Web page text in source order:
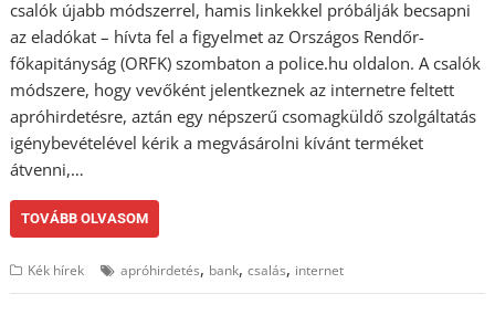
csalók újabb módszerrel, hamis linkekkel próbálják becsapni
az eladókat – hívta fel a figyelmet az Országos Rendőr-
főkapitányság (ORFK) szombaton a police.hu oldalon. A csalók
módszere, hogy vevőként jelentkeznek az internetre feltett
apróhirdetésre, aztán egy népszerű csomagküldő szolgáltatás
igénybevételével kérik a megvásárolni kívánt terméket
átvenni,…
TOVÁBB OLVASOM
Kék hírek apróhirdetés, bank,csalás, internet